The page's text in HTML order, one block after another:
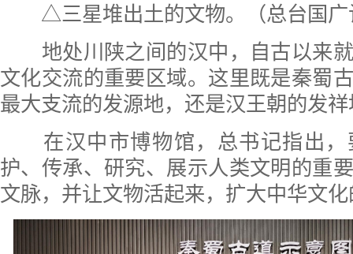
△三星堆出土的文物。（总台国广
地处川陕之间的汉中，自古以来就
文化交流的重要区域。这里既是秦蜀
最大支流的发源地，还是汉王朝的发
在汉中市博物馆，总书记指出，
护、传承、研究、展示人类文明的重
文脉，并让文物活起来，扩大中华文